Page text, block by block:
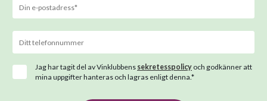
Jag har tagit del av Vinklubbens sekretesspolicy och godkänner att
mina uppgifter hanteras och lagras enligt denna.*